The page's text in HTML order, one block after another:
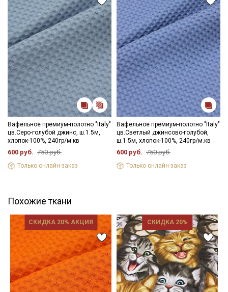
Вафельное премиум-полотно "Italy"
цв.Серо-голубой джинс, ш.1.5м,
хлопок-100%, 240гр/м.кв
600 руб. 750 руб.
Только онлайн-заказ
Вафельное премиум-полотно "Italy"
цв.Светлый джинсово-голубой,
ш.1.5м, хлопок-100%, 240гр/м.кв
600 руб. 750 руб.
Только онлайн-заказ
Похожие ткани
СКИДКА 20% АКЦИЯ СКИДКА 20%